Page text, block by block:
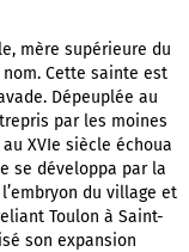
mère supérieure du
Cette sainte est
Dépeuplée au
par les moines
XVIe siècle échoua
se développa par la
du village et
Toulon à Saint-
son expansion